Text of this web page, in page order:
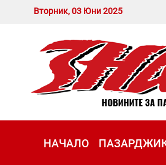
Вторник, 03 Юни 2025
НАЧАЛО